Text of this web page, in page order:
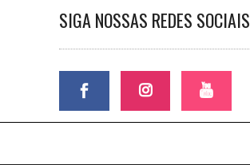
SIGA NOSSAS REDES SOCIAIS